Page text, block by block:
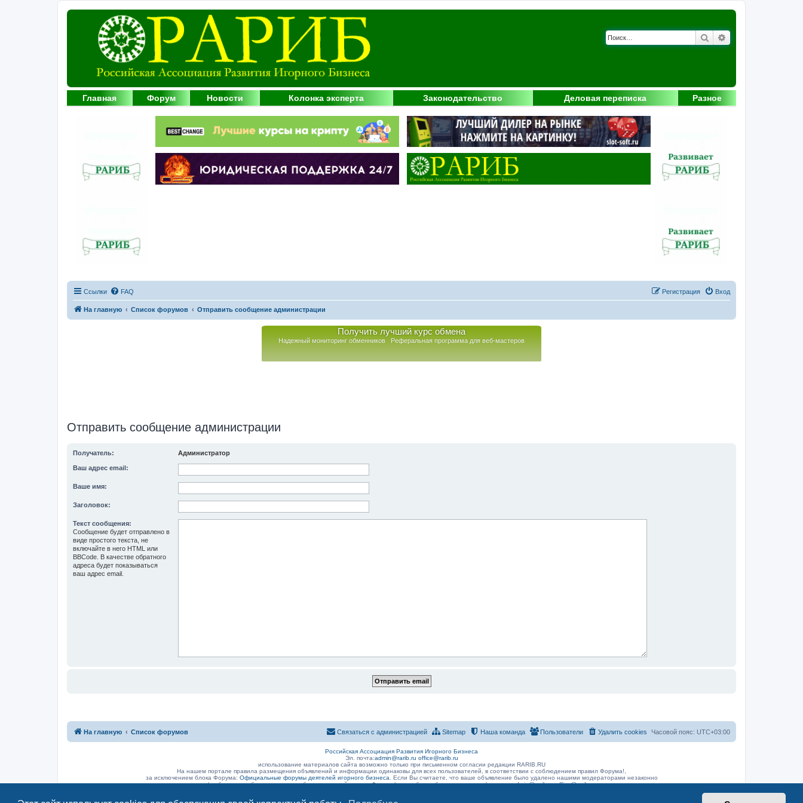
Поиск
Главная Форум Новости Колонка эксперта Законодательство Деловая переписка Разное
Ссылки FAQ Вход
Регистрация
На главную Список форумов Отправить сообщение администрации
Получить лучший курс обмена
Надежный мониторинг обменников Реферальная программа для веб-мастеров
Отправить сообщение администрации
Получатель: Администратор
Ваш адрес email:
Ваше имя:
Заголовок:
Текст сообщения:
Сообщение будет отправлено в
виде простого текста, не
включайте в него HTML или
BBCode. В качестве обратного
адреса будет показываться
ваш адрес email.
На главную Список форумов Часовой пояс: UTC+03:00
Удалить cookies
Пользователи
Наша команда
Sitemap
Связаться с администрацией
Российская Ассоциация Развития Игорного Бизнеса
Эл. почта:admin@rarib.ru office@rarib.ru
использование материалов сайта возможно только при письменном согласии редакции RARIB.RU
На нашем портале правила размещения объявлений и информации одинаковы для всех пользователей, в соответствии с соблюдением правил Форума!,
за исключением блока Форума: Официальные форумы деятелей игорного бизнеса . Если Вы считаете, что ваше объявление было удалено нашими модераторами незаконно
(а объявление было размещено без нарушений правил Форума) , просьба сообщить о данном факте наadmin@rarib.ru office@rarib.ru